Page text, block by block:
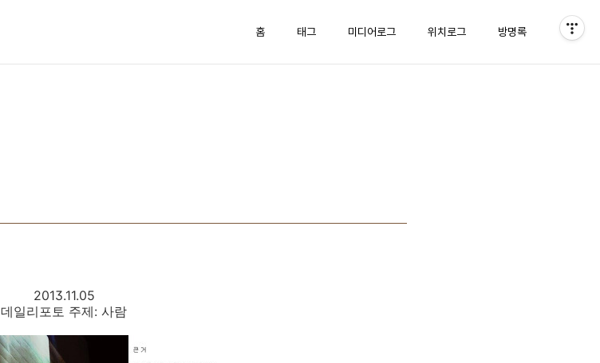
홈 태그 미디어로그 위치로그 방명록
2013.11.05
데일리포토 주제: 사람